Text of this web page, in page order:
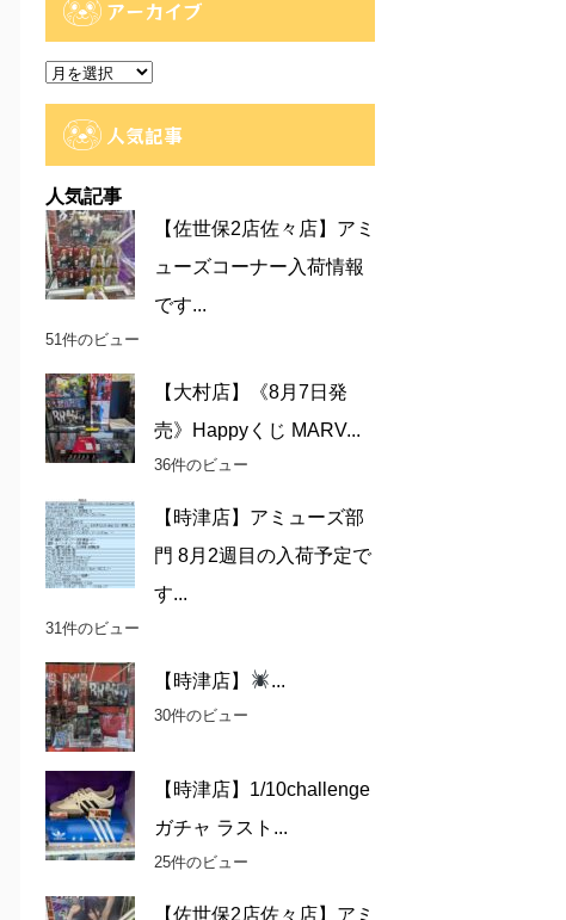
アーカイブ
ア
人気記事
人気記事
【佐世保2店佐々店】アミ
ューズコーナー入荷情報
です...
51件のビュー
【大村店】《8月7日発
売》Happyくじ MARV...
36件のビュー
【時津店】アミューズ部
門 8月2週目の入荷予定で
す...
31件のビュー
【時津店】 ...
30件のビュー
【時津店】1/10challenge
ガチャ ラスト...
25件のビュー
【佐世保2店佐々店】アミ